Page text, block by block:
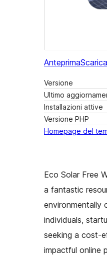
AnteprimaScarica
Versione
Ultimo
Installazioni attive
Versione PHP
Homepage del
Eco Solar Free
a fantastic
environmentally
individuals,
seeking a cost-
impactful online